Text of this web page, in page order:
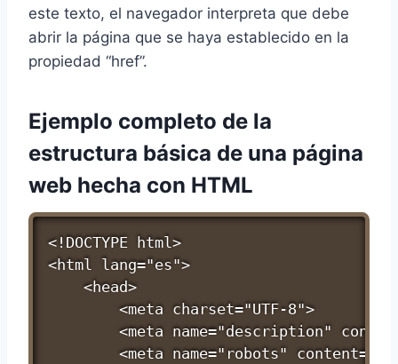
este texto, el navegador interpreta que debe
abrir la página que se haya establecido en la
propiedad “href”.
Ejemplo completo de la
estructura básica de una página
web hecha con HTML
<!DOCTYPE html>
<html lang="es">
    <head>
        <meta charset="UTF-8">
<meta name="description"
<meta name="robots"